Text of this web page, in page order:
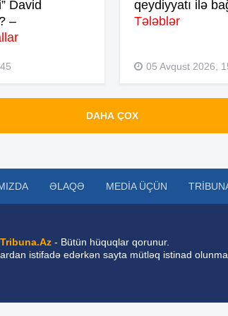
David
–
qeydiyyatı ilə
Tələblər
05 Avqust 2026,
DAHA ÇOX
ƏLAQƏ MEDIA ÜÇÜN
Tribuna.Az - Bütün hüquqlar qorunur.
istifadə edərkən sayta mütləq istinad